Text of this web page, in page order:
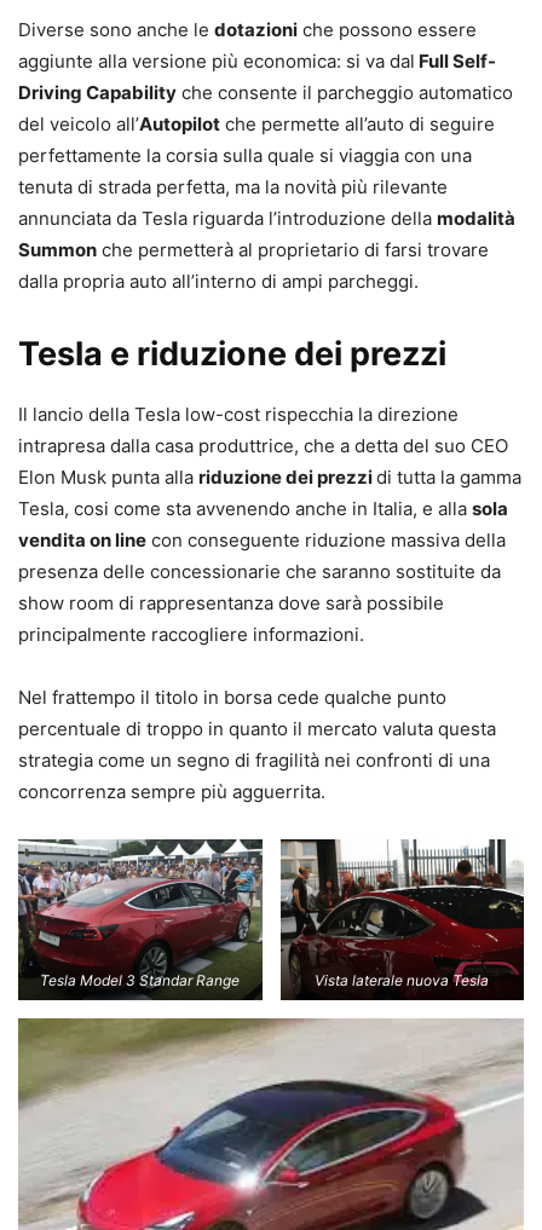
Diverse sono anche le dotazioni che possono essere
aggiunte alla versione più economica: si va dal Full Self-
Driving Capability che consente il parcheggio automatico
del veicolo all’Autopilot che permette all’auto di seguire
perfettamente la corsia sulla quale si viaggia con una
tenuta di strada perfetta, ma la novità più rilevante
annunciata da Tesla riguarda l’introduzione della modalità
Summon che permetterà al proprietario di farsi trovare
dalla propria auto all’interno di ampi parcheggi.
Tesla e riduzione dei prezzi
Il lancio della Tesla low-cost rispecchia la direzione
intrapresa dalla casa produttrice, che a detta del suo CEO
Elon Musk punta alla riduzione dei prezzidi tutta la gamma
Tesla, cosi come sta avvenendo anche in Italia, e alla sola
vendita on line con conseguente riduzione massiva della
presenza delle concessionarie che saranno sostituite da
show room di rappresentanza dove sarà possibile
principalmente raccogliere informazioni.
Nel frattempo il titolo in borsa cede qualche punto
percentuale di troppo in quanto il mercato valuta questa
strategia come un segno di fragilità nei confronti di una
concorrenza sempre più agguerrita.
Tesla Model 3 Standar Range Vista laterale nuova Tesla